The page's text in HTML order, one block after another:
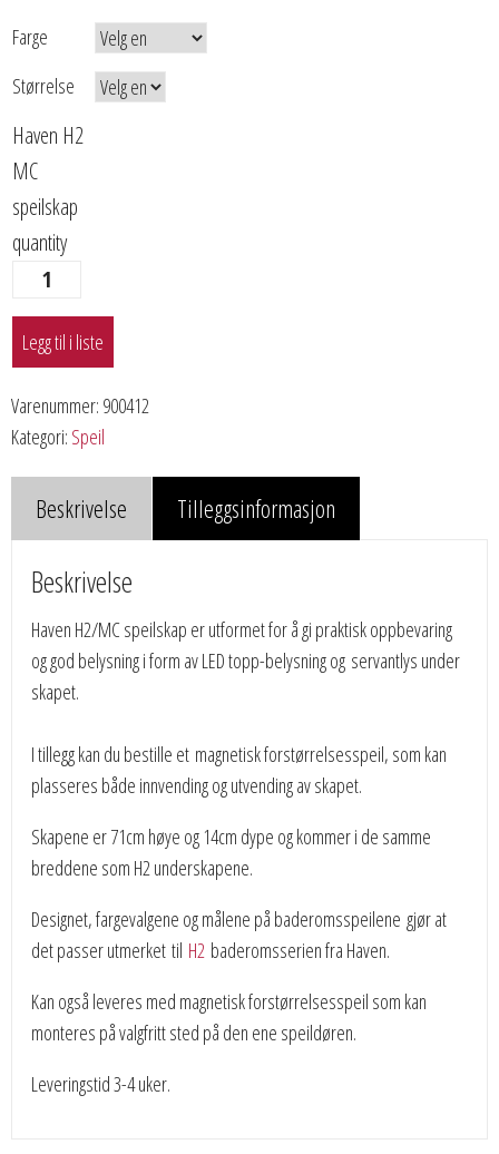
Farge
Størrelse
Haven H2
MC
speilskap
quantity
Legg til i liste
Varenummer: 900412
Kategori: Speil
Beskrivelse Tilleggsinformasjon
Beskrivelse
Haven H2/MC speilskap er utformet for å gi praktisk oppbevaring
og god belysning i form av LED topp-belysning og servantlys under
skapet.
I tillegg kan du bestille et magnetisk forstørrelsesspeil, som kan
plasseres både innvending og utvending av skapet.
Skapene er 71cm høye og 14cm dype og kommer i de samme
breddene som H2 underskapene.
Designet, fargevalgene og målene på baderomsspeilene gjør at
det passer utmerket til H2 baderomsserien fra Haven.
Kan også leveres med magnetisk forstørrelsesspeil som kan
monteres på valgfritt sted på den ene speildøren.
Leveringstid 3-4 uker.